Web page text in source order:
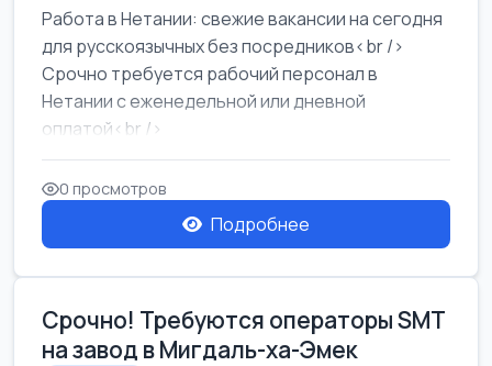
Работа в Нетании: свежие вакансии на сегодня
для русскоязычных без посредников<br />
Срочно требуется рабочий персонал в
Нетании с еженедельной или дневной
оплатой<br />
Свежие вакансии в Нетании дл...
0 просмотров
Подробнее
Срочно! Требуются операторы SMT
на завод в Мигдаль-ха-Эмек